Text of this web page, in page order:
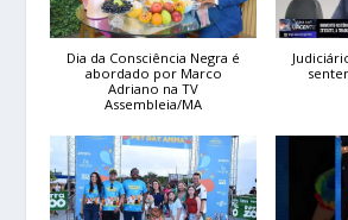
Dia da Consciência Negra é
abordado por Marco
Adriano na TV
Assembleia/MA